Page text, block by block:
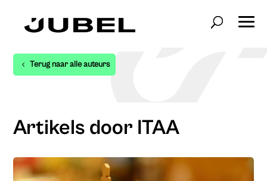
Terug naar alle auteurs
Artikels door ITAA